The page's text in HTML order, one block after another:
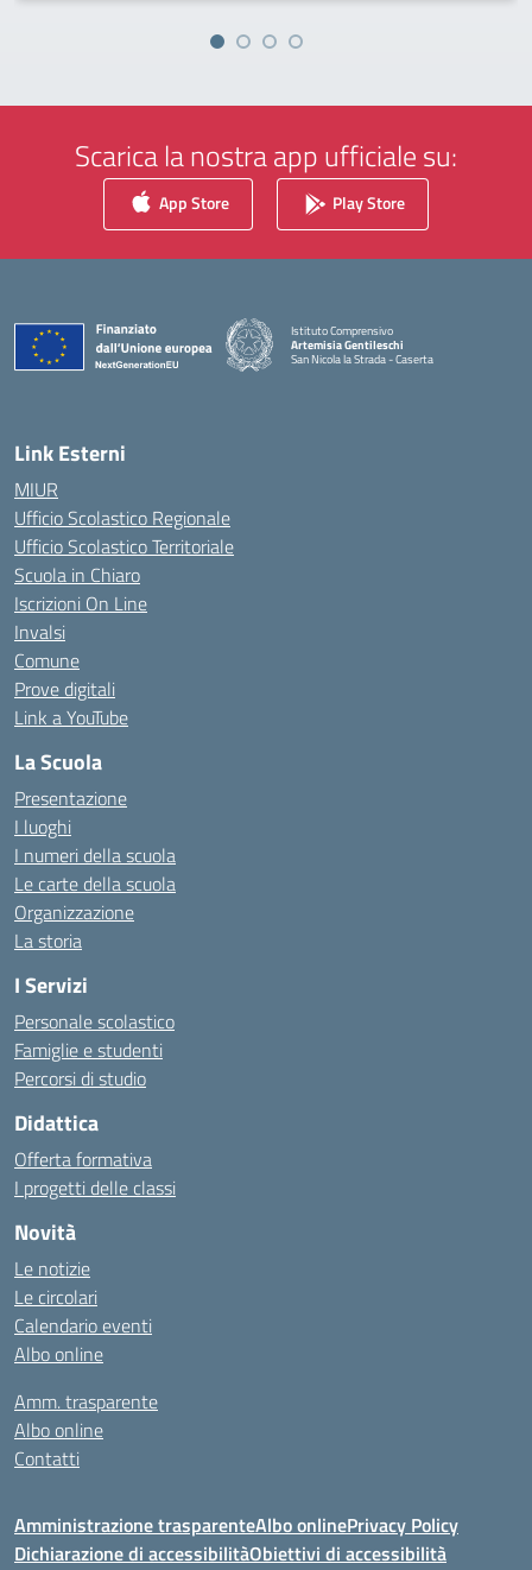
Scarica la nostra app ufficiale su:
App Store Play Store
Istituto Comprensivo
Artemisia Gentileschi
San Nicola la Strada - Caserta
Link Esterni
MIUR
Ufficio Scolastico Regionale
Ufficio Scolastico Territoriale
Scuola in Chiaro
Iscrizioni On Line
Invalsi
Comune
Prove digitali
Link a YouTube
La Scuola
Presentazione
I luoghi
I numeri della scuola
Le carte della scuola
Organizzazione
La storia
I Servizi
Personale scolastico
Famiglie e studenti
Percorsi di studio
Didattica
Offerta formativa
I progetti delle classi
Novità
Le notizie
Le circolari
Calendario eventi
Albo online
Amm. trasparente
Albo online
Contatti
Amministrazione trasparenteAlbo onlinePrivacy Policy
Dichiarazione di accessibilitàObiettivi di accessibilità